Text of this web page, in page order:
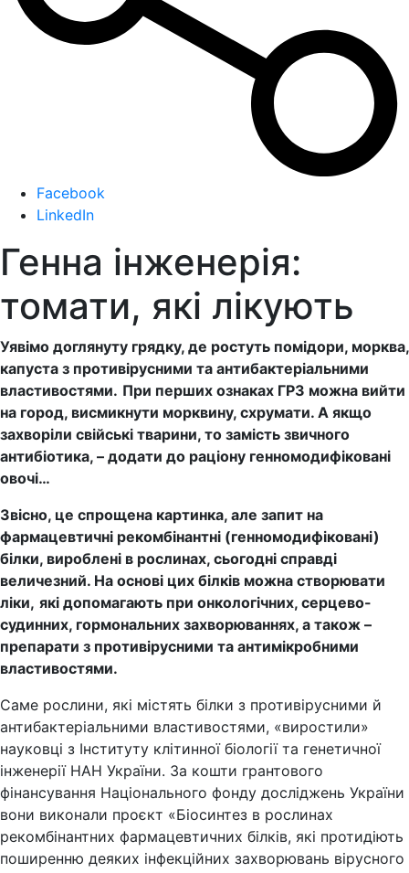
Facebook
LinkedIn
Генна інженерія:
томати, які лікують
Уявімо доглянуту грядку, де ростуть помідори, морква,
капуста з противірусними та антибактеріальними
властивостями. При перших ознаках ГРЗ можна вийти
на город, висмикнути морквину, схрумати. А якщо
захворіли свійські тварини, то замість звичного
антибіотика, – додати до раціону генномодифіковані
овочі…
Звісно, це спрощена картинка, але запит на
фармацевтичні рекомбінантні (генномодифіковані)
білки, вироблені в рослинах, сьогодні справді
величезний. На основі цих білків можна створювати
ліки, які допомагають при онкологічних, серцево-
судинних, гормональних захворюваннях, а також –
препарати з противірусними та антимікробними
властивостями.
Саме рослини, які містять білки з противірусними й
антибактеріальними властивостями, «виростили»
науковці з Інституту клітинної біології та генетичної
інженерії НАН України. За кошти грантового
фінансування Національного фонду досліджень України
вони виконали проєкт «Біосинтез в рослинах
рекомбінантних фармацевтичних білків, які протидіють
поширенню деяких інфекційних захворювань вірусного